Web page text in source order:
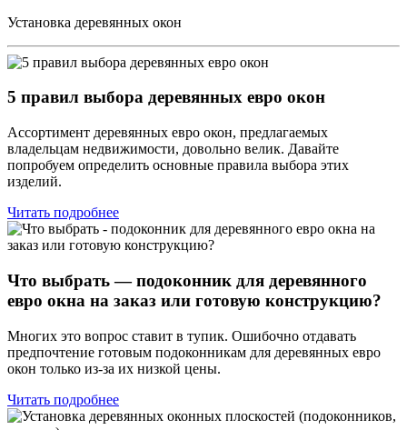
Установка деревянных окон
5 правил выбора деревянных евро окон
Ассортимент деревянных евро окон, предлагаемых
владельцам недвижимости, довольно велик. Давайте
попробуем определить основные правила выбора этих
изделий.
Читать подробнее
Что выбрать — подоконник для деревянного
евро окна на заказ или готовую конструкцию?
Многих это вопрос ставит в тупик. Ошибочно отдавать
предпочтение готовым подоконникам для деревянных евро
окон только из-за их низкой цены.
Читать подробнее